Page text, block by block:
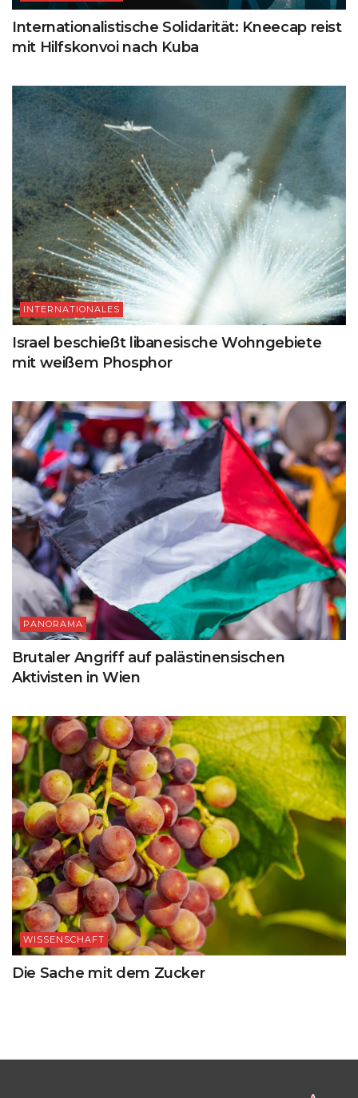
Internationalistische Solidarität: Kneecap reist
mit Hilfskonvoi nach Kuba
INTERNATIONALES
Israel beschießt libanesische Wohngebiete
mit weißem Phosphor
PANORAMA
Brutaler Angriff auf palästinensischen
Aktivisten in Wien
WISSENSCHAFT
Die Sache mit dem Zucker